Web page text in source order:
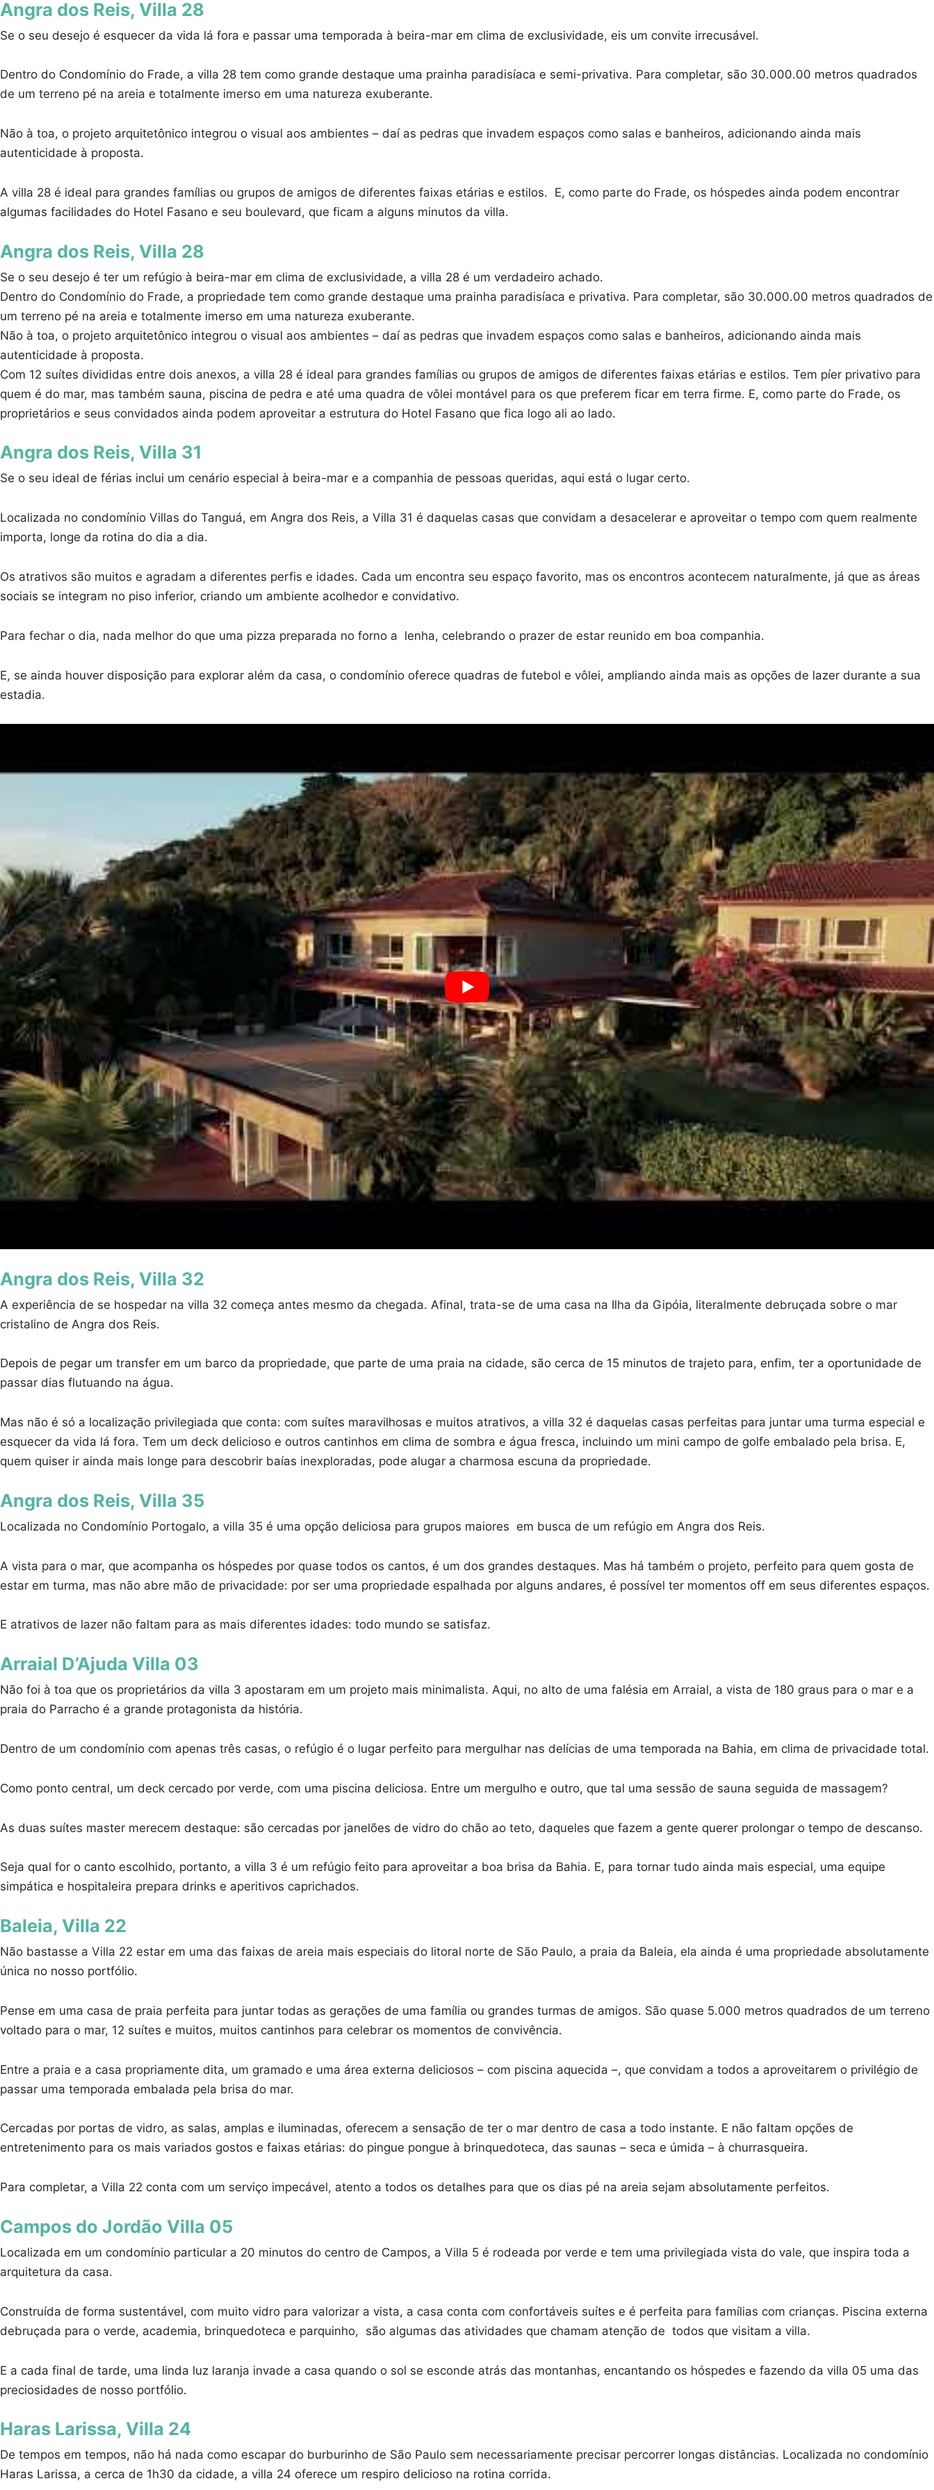
Angra dos Reis, Villa 28
Se o seu desejo é esquecer da vida lá fora e passar uma temporada à beira-mar em clima de exclusividade, eis um convite irrecusável.
Dentro do Condomínio do Frade, a villa 28 tem como grande destaque uma prainha paradisíaca e semi-privativa. Para completar, são 30.000.00 metros quadrados
de um terreno pé na areia e totalmente imerso em uma natureza exuberante.
Não à toa, o projeto arquitetônico integrou o visual aos ambientes – daí as pedras que invadem espaços como salas e banheiros, adicionando ainda mais
autenticidade à proposta.
A villa 28 é ideal para grandes famílias ou grupos de amigos de diferentes faixas etárias e estilos. E, como parte do Frade, os hóspedes ainda podem encontrar
algumas facilidades do Hotel Fasano e seu boulevard, que ficam a alguns minutos da villa.
Angra dos Reis, Villa 28
Se o seu desejo é ter um refúgio à beira-mar em clima de exclusividade, a villa 28 é um verdadeiro achado.
Dentro do Condomínio do Frade, a propriedade tem como grande destaque uma prainha paradisíaca e privativa. Para completar, são 30.000.00 metros quadrados de
um terreno pé na areia e totalmente imerso em uma natureza exuberante.
Não à toa, o projeto arquitetônico integrou o visual aos ambientes – daí as pedras que invadem espaços como salas e banheiros, adicionando ainda mais
autenticidade à proposta.
Com 12 suítes divididas entre dois anexos, a villa 28 é ideal para grandes famílias ou grupos de amigos de diferentes faixas etárias e estilos. Tem píer privativo para
quem é do mar, mas também sauna, piscina de pedra e até uma quadra de vôlei montável para os que preferem ficar em terra firme. E, como parte do Frade, os
proprietários e seus convidados ainda podem aproveitar a estrutura do Hotel Fasano que fica logo ali ao lado.
Angra dos Reis, Villa 31
Se o seu ideal de férias inclui um cenário especial à beira-mar e a companhia de pessoas queridas, aqui está o lugar certo.
Localizada no condomínio Villas do Tanguá, em Angra dos Reis, a Villa 31 é daquelas casas que convidam a desacelerar e aproveitar o tempo com quem realmente
importa, longe da rotina do dia a dia.
Os atrativos são muitos e agradam a diferentes perfis e idades. Cada um encontra seu espaço favorito, mas os encontros acontecem naturalmente, já que as áreas
sociais se integram no piso inferior, criando um ambiente acolhedor e convidativo.
Para fechar o dia, nada melhor do que uma pizza preparada no forno a lenha, celebrando o prazer de estar reunido em boa companhia.
E, se ainda houver disposição para explorar além da casa, o condomínio oferece quadras de futebol e vôlei, ampliando ainda mais as opções de lazer durante a sua
estadia.
Angra dos Reis, Villa 32
A experiência de se hospedar na villa 32 começa antes mesmo da chegada. Afinal, trata-se de uma casa na Ilha da Gipóia, literalmente debruçada sobre o mar
cristalino de Angra dos Reis.
Depois de pegar um transfer em um barco da propriedade, que parte de uma praia na cidade, são cerca de 15 minutos de trajeto para, enfim, ter a oportunidade de
passar dias flutuando na água.
Mas não é só a localização privilegiada que conta: com suítes maravilhosas e muitos atrativos, a villa 32 é daquelas casas perfeitas para juntar uma turma especial e
esquecer da vida lá fora. Tem um deck delicioso e outros cantinhos em clima de sombra e água fresca, incluindo um mini campo de golfe embalado pela brisa. E,
quem quiser ir ainda mais longe para descobrir baías inexploradas, pode alugar a charmosa escuna da propriedade.
Angra dos Reis, Villa 35
Localizada no Condomínio Portogalo, a villa 35 é uma opção deliciosa para grupos maiores em busca de um refúgio em Angra dos Reis.
A vista para o mar, que acompanha os hóspedes por quase todos os cantos, é um dos grandes destaques. Mas há também o projeto, perfeito para quem gosta de
estar em turma, mas não abre mão de privacidade: por ser uma propriedade espalhada por alguns andares, é possível ter momentos off em seus diferentes espaços.
E atrativos de lazer não faltam para as mais diferentes idades: todo mundo se satisfaz.
Arraial D’Ajuda Villa 03
Não foi à toa que os proprietários da villa 3 apostaram em um projeto mais minimalista. Aqui, no alto de uma falésia em Arraial, a vista de 180 graus para o mar e a
praia do Parracho é a grande protagonista da história.
Dentro de um condomínio com apenas três casas, o refúgio é o lugar perfeito para mergulhar nas delícias de uma temporada na Bahia, em clima de privacidade total.
Como ponto central, um deck cercado por verde, com uma piscina deliciosa. Entre um mergulho e outro, que tal uma sessão de sauna seguida de massagem?
As duas suítes master merecem destaque: são cercadas por janelões de vidro do chão ao teto, daqueles que fazem a gente querer prolongar o tempo de descanso.
Seja qual for o canto escolhido, portanto, a villa 3 é um refúgio feito para aproveitar a boa brisa da Bahia. E, para tornar tudo ainda mais especial, uma equipe
simpática e hospitaleira prepara drinks e aperitivos caprichados.
Baleia, Villa 22
Não bastasse a Villa 22 estar em uma das faixas de areia mais especiais do litoral norte de São Paulo, a praia da Baleia, ela ainda é uma propriedade absolutamente
única no nosso portfólio.
Pense em uma casa de praia perfeita para juntar todas as gerações de uma família ou grandes turmas de amigos. São quase 5.000 metros quadrados de um terreno
voltado para o mar, 12 suítes e muitos, muitos cantinhos para celebrar os momentos de convivência.
Entre a praia e a casa propriamente dita, um gramado e uma área externa deliciosos – com piscina aquecida –, que convidam a todos a aproveitarem o privilégio de
passar uma temporada embalada pela brisa do mar.
Cercadas por portas de vidro, as salas, amplas e iluminadas, oferecem a sensação de ter o mar dentro de casa a todo instante. E não faltam opções de
entretenimento para os mais variados gostos e faixas etárias: do pingue pongue à brinquedoteca, das saunas – seca e úmida – à churrasqueira.
Para completar, a Villa 22 conta com um serviço impecável, atento a todos os detalhes para que os dias pé na areia sejam absolutamente perfeitos.
Campos do Jordão Villa 05
Localizada em um condomínio particular a 20 minutos do centro de Campos, a Villa 5 é rodeada por verde e tem uma privilegiada vista do vale, que inspira toda a
arquitetura da casa.
Construída de forma sustentável, com muito vidro para valorizar a vista, a casa conta com confortáveis suítes e é perfeita para famílias com crianças. Piscina externa
debruçada para o verde, academia, brinquedoteca e parquinho, são algumas das atividades que chamam atenção de todos que visitam a villa.
E a cada final de tarde, uma linda luz laranja invade a casa quando o sol se esconde atrás das montanhas, encantando os hóspedes e fazendo da villa 05 uma das
preciosidades de nosso portfólio.
Haras Larissa, Villa 24
De tempos em tempos, não há nada como escapar do burburinho de São Paulo sem necessariamente precisar percorrer longas distâncias. Localizada no condomínio
Haras Larissa, a cerca de 1h30 da cidade, a villa 24 oferece um respiro delicioso na rotina corrida.